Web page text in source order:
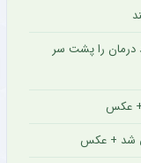
درمان را پشت سر
+ عکس
شد + عکس